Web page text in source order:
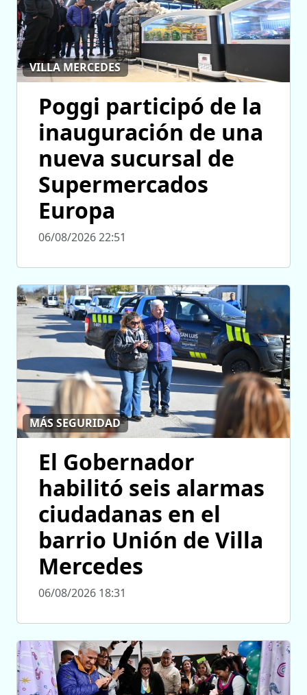
VILLA MERCEDES
Poggi participó de la
inauguración de una
nueva sucursal de
Supermercados
Europa
06/08/2026 22:51
MÁS SEGURIDAD
El Gobernador
habilitó seis alarmas
ciudadanas en el
barrio Unión de Villa
Mercedes
06/08/2026 18:31